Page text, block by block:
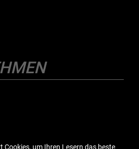
Cookies, um Ihren Lesern das beste